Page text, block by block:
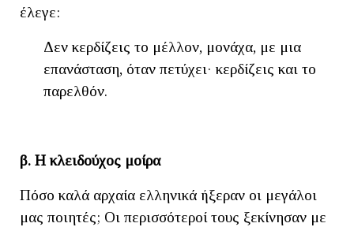
έλεγε:
Δεν κερδίζεις το μέλλον, μονάχα, με μια
επανάσταση, όταν πετύχει· κερδίζεις και το
παρελθόν.
β. Η κλειδούχος μοίρα
Πόσο καλά αρχαία ελληνικά ήξεραν οι μεγάλοι
μας ποιητές; Οι περισσότεροί τους ξεκίνησαν με